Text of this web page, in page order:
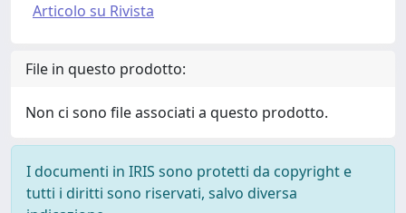
Articolo su Rivista
File in questo prodotto:
Non ci sono file associati a questo prodotto.
I documenti in IRIS sono protetti da copyright e
tutti i diritti sono riservati, salvo diversa